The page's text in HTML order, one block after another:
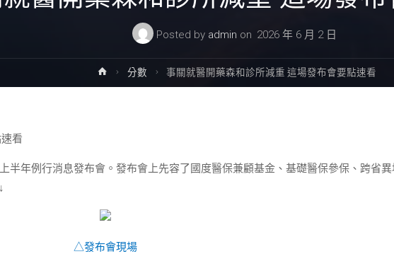
Posted by admin on 2026 年 6 月 2 日
Home分數 事關就醫開藥森和診所減重 這場發布會要點速看
看
半年例行消息發布會。發布會上先容了國度醫保兼顧基金、基礎醫保參保、跨省
△發布會現場